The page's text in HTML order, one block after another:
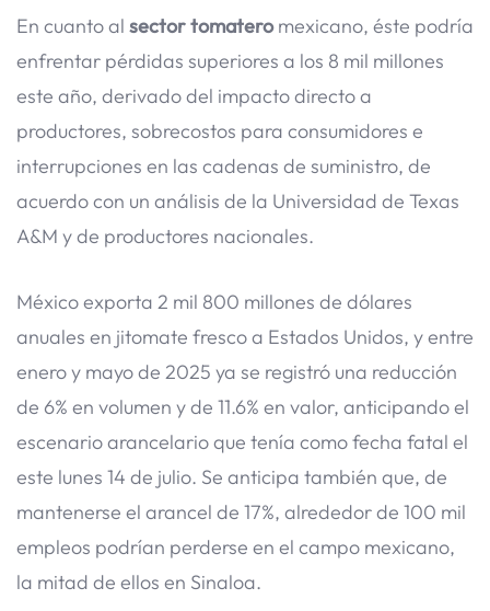
En cuanto al sector tomateromexicano, éste podría
enfrentar pérdidas superiores a los 8 mil millones
este año, derivado del impacto directo a
productores, sobrecostos para consumidores e
interrupciones en las cadenas de suministro, de
acuerdo con un análisis de la Universidad de Texas
A&M y de productores nacionales.
México exporta 2 mil 800 millones de dólares
anuales en jitomate fresco a Estados Unidos, y entre
enero y mayo de 2025 ya se registró una reducción
de 6% en volumen y de 11.6% en valor, anticipando el
escenario arancelario que tenía como fecha fatal el
este lunes 14 de julio. Se anticipa también que, de
mantenerse el arancel de 17%, alrededor de 100 mil
empleos podrían perderse en el campo mexicano,
la mitad de ellos en Sinaloa.